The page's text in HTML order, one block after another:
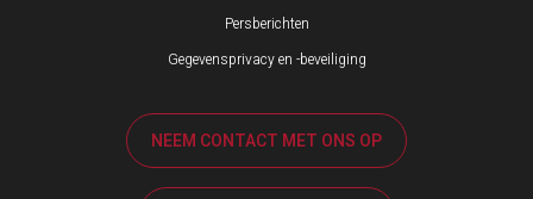
Persberichten
Gegevensprivacy en -beveiliging
NEEM CONTACT MET ONS OP